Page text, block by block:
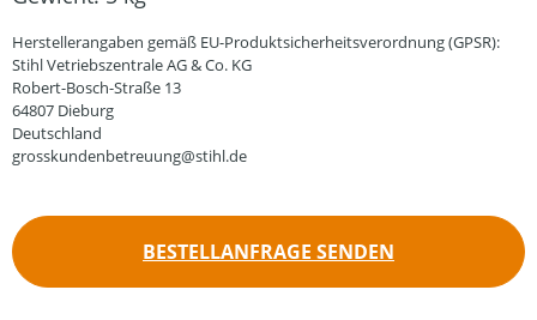
Herstellerangaben gemäß EU-Produktsicherheitsverordnung (GPSR):
Stihl Vetriebszentrale AG & Co. KG
Robert-Bosch-Straße 13
64807 Dieburg
Deutschland
grosskundenbetreuung@stihl.de
BESTELLANFRAGE SENDEN